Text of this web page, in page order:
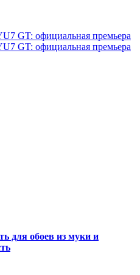
GT: официальная премьера
GT: официальная премьера
для обоев из муки и